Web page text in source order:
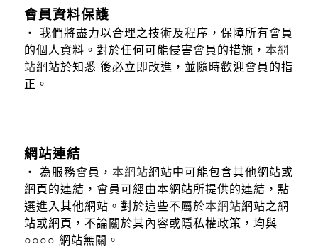
會員資料保護
‧ 我們將盡力以合理之技術及程序，保障所有會員
的個人資料。對於任何可能侵害會員的措施， 本網
站網站於知悉 後必立即改進，並隨時歡迎會員的指
正。
網站連結
‧ 為服務會員， 本網站網站中可能包含其他網站或
網頁的連結，會員可經由本網站所提供的連結，點
選進入其他網站。對於這些不屬於本網站網站之網
站或網頁，不論關於其內容或隱私權政策，均與
○○○○ 網站無關。